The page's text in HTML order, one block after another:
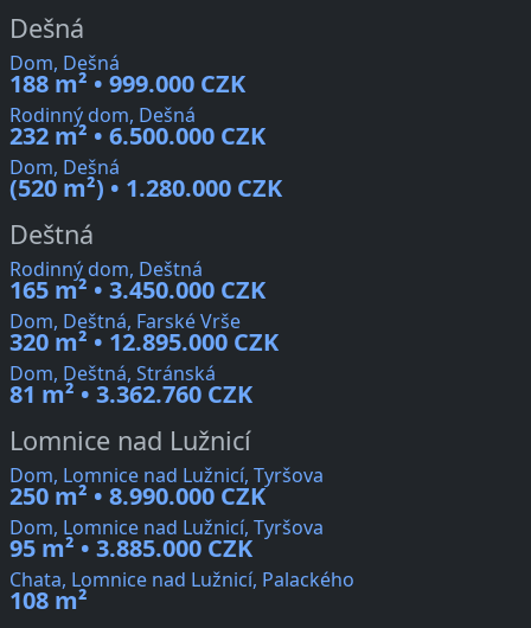
Dešná
Dom, Dešná
188 m² • 999.000 CZK
Rodinný dom, Dešná
232 m² • 6.500.000 CZK
Dom, Dešná
(520 m²) • 1.280.000 CZK
Deštná
Rodinný dom, Deštná
165 m² • 3.450.000 CZK
Dom, Deštná, Farské Vrše
320 m² • 12.895.000 CZK
Dom, Deštná, Stránská
81 m² • 3.362.760 CZK
Lomnice nad Lužnicí
Dom, Lomnice nad Lužnicí, Tyršova
250 m² • 8.990.000 CZK
Dom, Lomnice nad Lužnicí, Tyršova
95 m² • 3.885.000 CZK
Chata, Lomnice nad Lužnicí, Palackého
108 m²